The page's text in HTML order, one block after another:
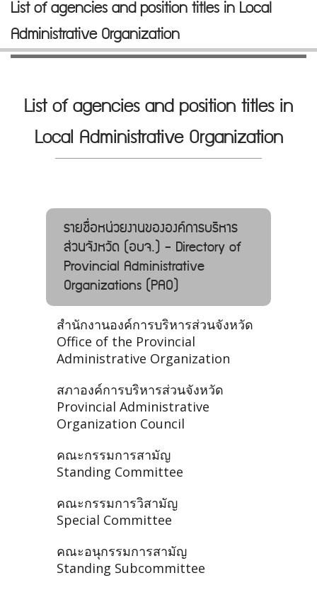
List of agencies and position titles in Local
Administrative Organization
List of agencies and position titles in
Local Administrative Organization
รายชื่อหน่วยงานขององค์การบริหาร
ส่วนจังหวัด (อบจ.) - Directory of
Provincial Administrative
Organizations (PAO)
สำนักงานองค์การบริหารส่วนจังหวัด
Office of the Provincial
Administrative Organization
สภาองค์การบริหารส่วนจังหวัด
Provincial Administrative
Organization Council
คณะกรรมการสามัญ
Standing Committee
คณะกรรมการวิสามัญ
Special Committee
คณะอนุกรรมการสามัญ
Standing Subcommittee